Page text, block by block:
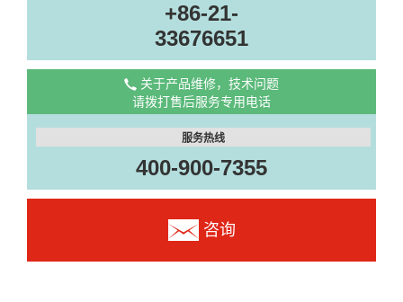
+86-21-
33676651
关于产品维修，技术问题
请拨打售后服务专用电话
服务热线
400-900-7355
咨询